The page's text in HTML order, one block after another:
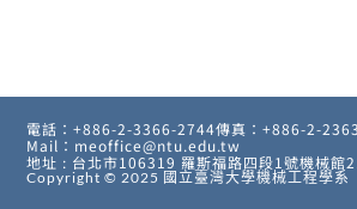
電話：+886-2-3366-2744傳真：+886-2-
Mail：meoffice@ntu.edu.tw
地址 : 台北市106319 羅斯福路四段1號機械館
Copyright © 2025 國立臺灣大學機械工程學系